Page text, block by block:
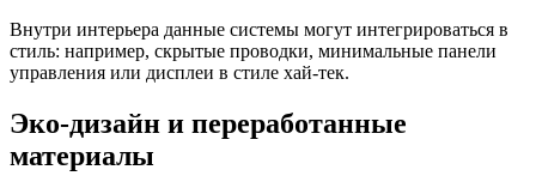
Внутри интерьера данные системы могут интегрироваться в
стиль: например, скрытые проводки, минимальные панели
управления или дисплеи в стиле хай-тек.
Эко-дизайн и переработанные
материалы